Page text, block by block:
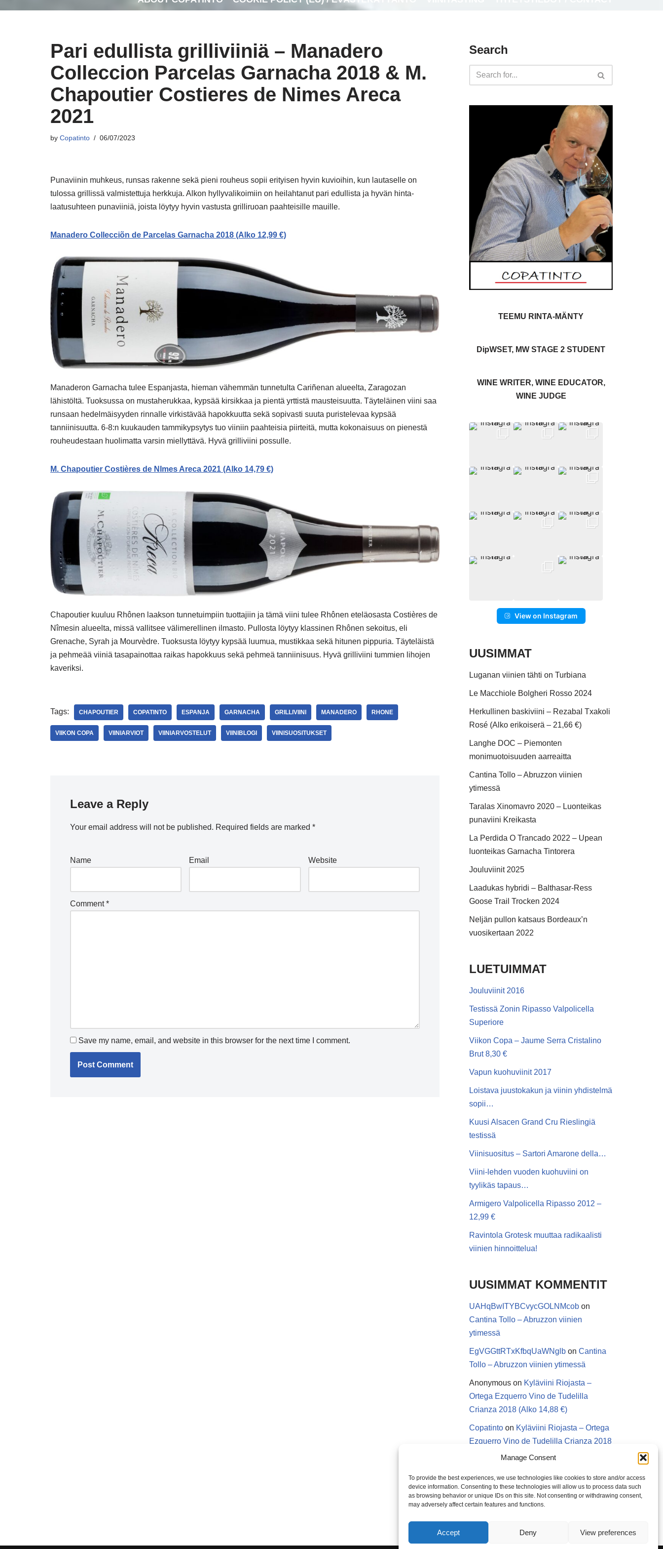
Manage Consent
To provide the best experiences, we use technologies like cookies to store and/or access
device information. Consenting to these technologies will allow us to process data such
as browsing behavior or unique IDs on this site. Not consenting or withdrawing consent,
may adversely affect certain features and functions.
Accept Deny View preferences
Pari edullista grilliviiniä – Manadero
Colleccion Parcelas Garnacha 2018 & M.
Chapoutier Costieres de Nimes Areca
2021
by Copatinto 06/07/2023
Punaviinin muhkeus, runsas rakenne sekä pieni rouheus sopii erityisen hyvin kuvioihin, kun lautaselle on
tulossa grillissä valmistettuja herkkuja. Alkon hyllyvalikoimiin on heilahtanut pari edullista ja hyvän hinta-
laatusuhteen punaviiniä, joista löytyy hyvin vastusta grilliruoan paahteisille mauille.
Manadero Collecciõn de Parcelas Garnacha 2018 (Alko 12,99 €)
Manaderon Garnacha tulee Espanjasta, hieman vähemmän tunnetulta Cariñenan alueelta, Zaragozan
lähistöltä. Tuoksussa on mustaherukkaa, kypsää kirsikkaa ja pientä yrttistä mausteisuutta. Täyteläinen viini saa
runsaan hedelmäisyyden rinnalle virkistävää hapokkuutta sekä sopivasti suuta puristelevaa kypsää
tanniinisuutta. 6-8:n kuukauden tammikypsytys tuo viiniin paahteisia piirteitä, mutta kokonaisuus on pienestä
rouheudestaan huolimatta varsin miellyttävä. Hyvä grilliviini possulle.
M. Chapoutier Costières de NImes Areca 2021 (Alko 14,79 €)
Chapoutier kuuluu Rhônen laakson tunnetuimpiin tuottajiin ja tämä viini tulee Rhônen eteläosasta Costières de
Nîmesin alueelta, missä vallitsee välimerellinen ilmasto. Pullosta löytyy klassinen Rhônen sekoitus, eli
Grenache, Syrah ja Mourvèdre. Tuoksusta löytyy kypsää luumua, mustikkaa sekä hitunen pippuria. Täyteläistä
ja pehmeää viiniä tasapainottaa raikas hapokkuus sekä pehmeä tanniinisuus. Hyvä grilliviini tummien lihojen
kaveriksi.
Tags: CHAPOUTIER COPATINTO ESPANJA GARNACHA GRILLIVIINI MANADERO RHONE
VIIKON COPA VIINIARVIOT VIINIARVOSTELUT VIINIBLOGI VIINISUOSITUKSET
Leave a Reply
Your email address will not be published. Required fields are marked *
Name Email Website
Comment*
Save my name, email, and website in this browser for the next time I comment.
Search
TEEMU RINTA-MÄNTY
DipWSET, MW STAGE 2 STUDENT
WINE WRITER, WINE EDUCATOR,
WINE JUDGE
View on Instagram
UUSIMMAT
Luganan viinien tähti on Turbiana
Le Macchiole Bolgheri Rosso 2024
Herkullinen baskiviini – Rezabal Txakoli
Rosé (Alko erikoiserä – 21,66 €)
Langhe DOC – Piemonten
monimuotoisuuden aarreaitta
Cantina Tollo – Abruzzon viinien
ytimessä
Taralas Xinomavro 2020 – Luonteikas
punaviini Kreikasta
La Perdida O Trancado 2022 – Upean
luonteikas Garnacha Tintorera
Jouluviinit 2025
Laadukas hybridi – Balthasar-Ress
Goose Trail Trocken 2024
Neljän pullon katsaus Bordeaux’n
vuosikertaan 2022
LUETUIMMAT
Jouluviinit 2016
Testissä Zonin Ripasso Valpolicella
Superiore
Viikon Copa – Jaume Serra Cristalino
Brut 8,30 €
Vapun kuohuviinit 2017
Loistava juustokakun ja viinin yhdistelmä
sopii…
Kuusi Alsacen Grand Cru Rieslingiä
testissä
Viinisuositus – Sartori Amarone della…
Viini-lehden vuoden kuohuviini on
tyylikäs tapaus…
Armigero Valpolicella Ripasso 2012 –
12,99 €
Ravintola Grotesk muuttaa radikaalisti
viinien hinnoittelua!
UUSIMMAT KOMMENTIT
UAHqBwITYBCvycGOLNMcob on
Cantina Tollo – Abruzzon viinien
ytimessä
EgVGGttRTxKfbqUaWNglb on Cantina
Tollo – Abruzzon viinien ytimessä
Anonymous on Kyläviini Riojasta –
Ortega Ezquerro Vino de Tudelilla
Crianza 2018 (Alko 14,88 €)
Copatinto on Kyläviini Riojasta – Ortega
Ezquerro Vino de Tudelilla Crianza 2018
(Alko 14,88 €)
Riojasta – Ortega Ezquerro Vino de
Tudelilla Crianza 2018 (Alko 14,88 €)